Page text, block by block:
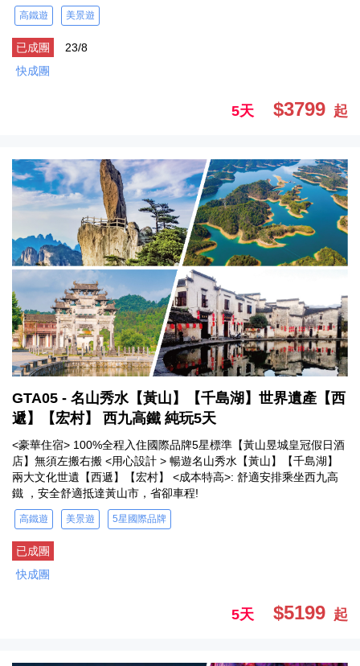
高鐵遊 美景遊
已成團
23/8
快成團
5天 $3799 起
GTA05 - 名山秀水【黃山】【千島湖】世界遺產【西
遞】【宏村】 西九高鐵 純玩5天
<豪華住宿> 100%全程入住國際品牌5星標準【黃山昱城皇冠假日酒
店】無須左搬右搬 <用心設計 > 暢遊名山秀水【黃山】【千島湖】
兩大文化世遺【西遞】【宏村】 <成本特高>: 舒適安排乘坐西九高
鐵 ，安全舒適抵達黃山市，省卻車程!
高鐵遊 美景遊 5星國際品牌
已成團
快成團
5天 $5199 起